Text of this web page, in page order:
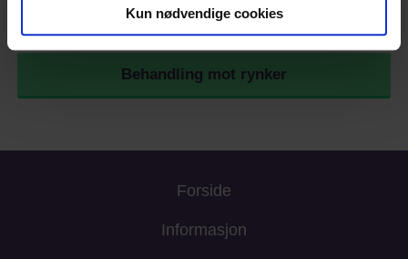
Kun nødvendige cookies
Har du andre spørsmål?Chat med oss!
Behandling mot rynker
Forside
Informasjon